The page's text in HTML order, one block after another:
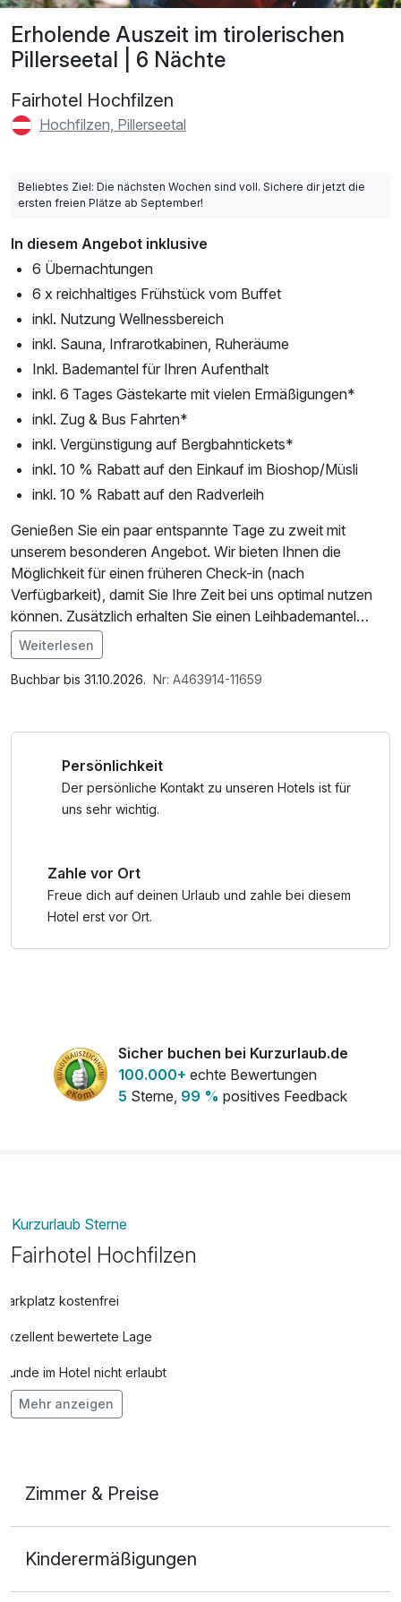
Erholende Auszeit im tirolerischen
Pillerseetal | 6 Nächte
Fairhotel Hochfilzen
Hochfilzen, Pillerseetal
Beliebtes Ziel: Die nächsten Wochen sind voll. Sichere dir jetzt die
ersten freien Plätze ab September!
In diesem Angebot inklusive
6 Übernachtungen
6 x reichhaltiges Frühstück vom Buffet
inkl. Nutzung Wellnessbereich
inkl. Sauna, Infrarotkabinen, Ruheräume
Inkl. Bademantel für Ihren Aufenthalt
inkl. 6 Tages Gästekarte mit vielen Ermäßigungen*
inkl. Zug & Bus Fahrten*
inkl. Vergünstigung auf Bergbahntickets*
inkl. 10 % Rabatt auf den Einkauf im Bioshop/Müsli
inkl. 10 % Rabatt auf den Radverleih
Genießen Sie ein paar entspannte Tage zu zweit mit
unserem besonderen Angebot. Wir bieten Ihnen die
Möglichkeit für einen früheren Check-in (nach
Verfügbarkeit), damit Sie Ihre Zeit bei uns optimal nutzen
können. Zusätzlich erhalten Sie einen Leihbademantel
kostenlos, damit Sie sich wie zu Hause fühlen können.
Nehmen Sie sich eine Auszeit und entspannen Sie im
kostenlosen Wellnessbereich inklusive Bergblick. Tanken
verwöhnen.
*Inklusivleistungen der Gästekarte sowie:
Im Angebot enthalten
1 x Welcome Drink, Saunatuch, Leihbademantel, Parkplatz,
Weiterlesen
Buchbar bis 31.10.2026. Nr: A463914-11659
Persönlichkeit
Der persönliche Kontakt zu unseren Hotels ist für
uns sehr wichtig.
Zahle vor Ort
Freue dich auf deinen Urlaub und zahle bei diesem
Hotel erst vor Ort.
Sicher buchen bei Kurzurlaub.de
100.000+ echte Bewertungen
5 Sterne, 99 % positives Feedback
Kurzurlaub Sterne
Fairhotel Hochfilzen
Parkplatz kostenfrei
Exzellent bewertete Lage
Hunde im Hotel nicht erlaubt
Fahrradverleih
Mehr anzeigen
Zimmer & Preise
2 Erwachsene und 1 Kind
Kinderermäßigungen